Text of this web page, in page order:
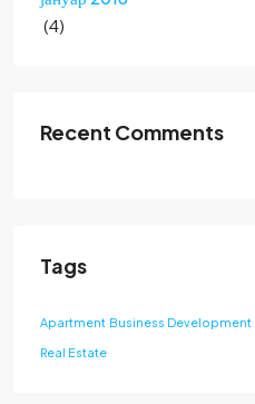
(4)
Recent Comments
Tags
Apartment Business Development
Real Estate